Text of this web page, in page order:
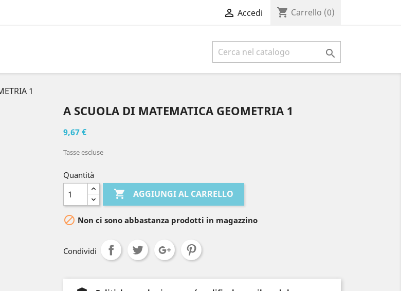
 Accedi shopping_cart Carrello (0)

1
A SCUOLA DI MATEMATICA GEOMETRIA 1
9,67 €
Tasse escluse
Quantità
 AGGIUNGI AL CARRELLO
 Non ci sono abbastanza prodotti in magazzino
Condividi